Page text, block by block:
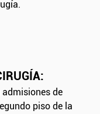
admisiones de
piso de la